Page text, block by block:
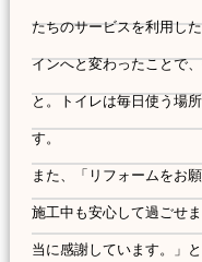
たちのサービスを利用し
インへと変わったことで
と。トイレは毎日使う場
す。
また、「リフォームをお
施工中も安心して過ごせ
当に感謝しています。」